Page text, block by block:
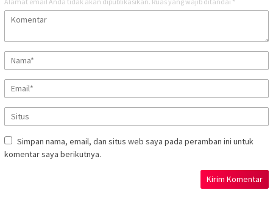
Simpan nama, email, dan situs web saya pada peramban ini untuk
komentar saya berikutnya.